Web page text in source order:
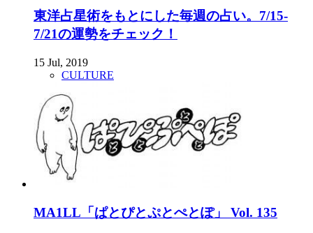
東洋占星術をもとにした毎週の占い。7/15-
7/21の運勢をチェック！
15 Jul, 2019
CULTURE
MA1LL「ぱとぴとぷとぺとぽ」 Vol. 135